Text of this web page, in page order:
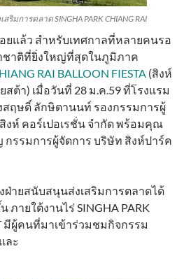
มการตลาด SINGHA PARK CHIANG RAI
ยแล้ว สำหรับเทศกาลที่หลายคนรอ
ชาติที่ยิ่งใหญ่ที่สุดในภูมิภาค
RAI BALLOON FIESTA (สิงห์
สต้า) เมื่อวันที่ 28 ม.ค.59 ที่โรงแรม
ฤษดิ์ ลักษิตานนท์ รองกรรมการผู้
งห์ คอร์เปอเรชั่น จำกัด พร้อมคุณ
กรรมการผู้จัดการ บริษัท สิงห์ปาร์ค
ฝ่ายสนับสนุนส่งเสริมการตลาดได้
ายใต้งานไร่ SINGHA PARK
มีผู้คนที่มาเข้าร่วมชมกิจกรรม
ละ